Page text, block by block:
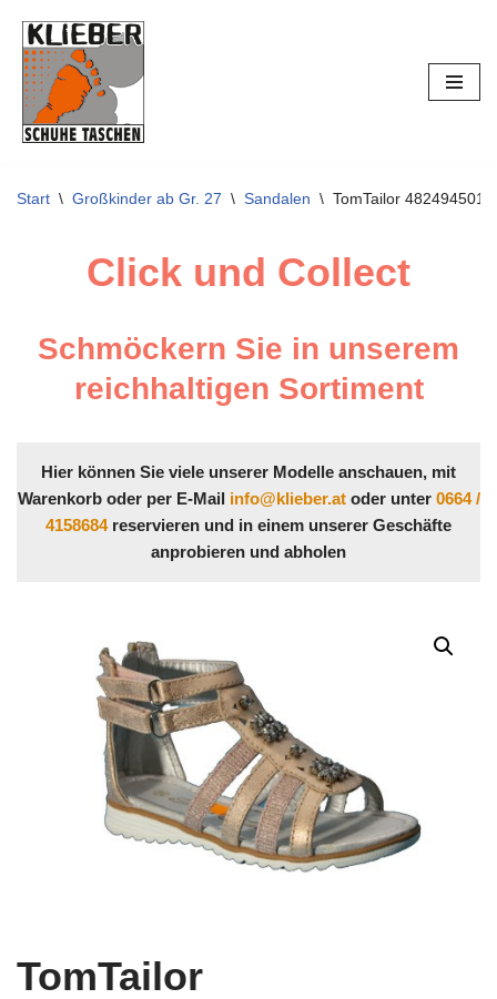
Zum
Inhalt
springen
Start \ Großkinder ab Gr. 27 \ Sandalen \ TomTailor 482494501
Click und Collect
Schmöckern Sie in unserem
reichhaltigen Sortiment
Hier können Sie viele unserer Modelle anschauen, mit
Warenkorb oder per E-Mail info@klieber.atoder unter 0664 /
4158684reservieren und in einem unserer Geschäfte
anprobieren und abholen
TomTailor